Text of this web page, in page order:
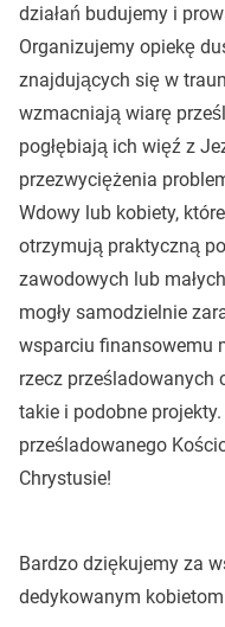
działań budujemy i
Organizujemy opiekę
znajdujących się w
wzmacniają wiarę
pogłębiają ich więź z
przezwyciężenia
Wdowy lub kobiety,
otrzymują praktyczną
zawodowych lub
mogły samodzielnie
wsparciu finansowemu
rzecz prześladowanych
takie i podobne
prześladowanego
Chrystusie!
Bardzo dziękujemy za
dedykowanym